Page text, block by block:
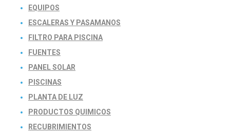
EQUIPOS
ESCALERAS Y PASAMANOS
FILTRO PARA PISCINA
FUENTES
PANEL SOLAR
PISCINAS
PLANTA DE LUZ
PRODUCTOS QUIMICOS
RECUBRIMIENTOS